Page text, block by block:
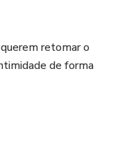
retomar o
de forma